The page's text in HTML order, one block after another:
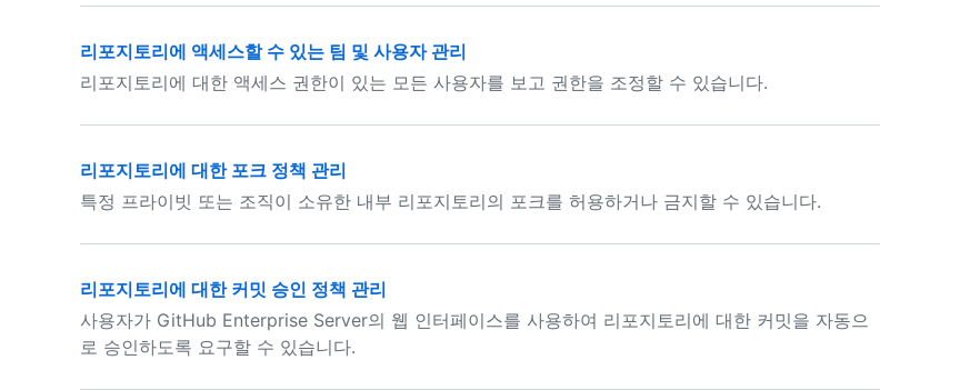
리포지토리에 액세스할 수 있는 팀 및 사용자 관리
리포지토리에 대한 액세스 권한이 있는 모든 사용자를 보고 권한을 조정할 수 있습니다.
리포지토리에 대한 포크 정책 관리
특정 프라이빗 또는 조직이 소유한 내부 리포지토리의 포크를 허용하거나 금지할 수 있습니다.
리포지토리에 대한 커밋 승인 정책 관리
사용자가 GitHub Enterprise Server의 웹 인터페이스를 사용하여 리포지토리에 대한 커밋을 자동으
로 승인하도록 요구할 수 있습니다.